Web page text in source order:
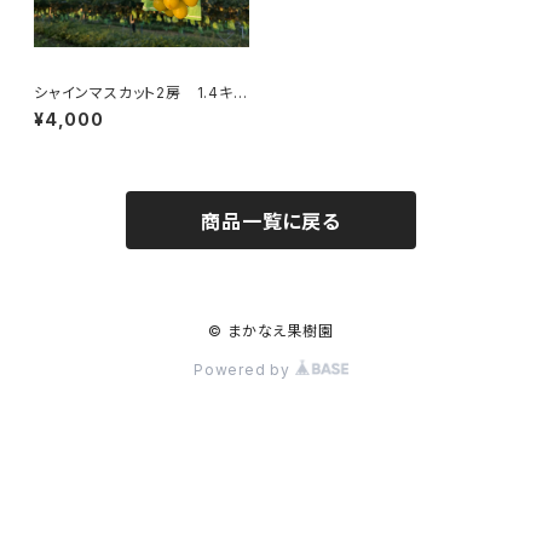
シャインマスカット2房 1.4キロ
前後【ご家庭用】
¥4,000
商品一覧に戻る
© まかなえ果樹園
Powered by